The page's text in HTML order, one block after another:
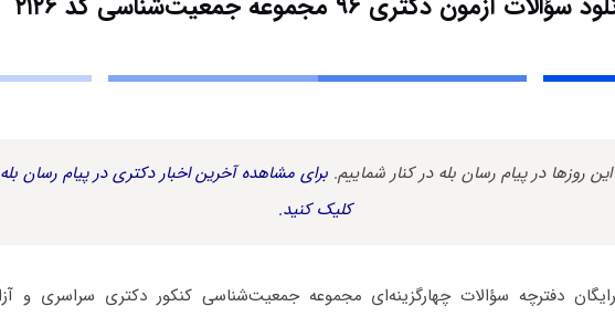
روزها در پیام رسان بله در کنار شماییم. برای مشاهده آخرین اخبار دکتری در پیام رسان بله
کلیک کنید.